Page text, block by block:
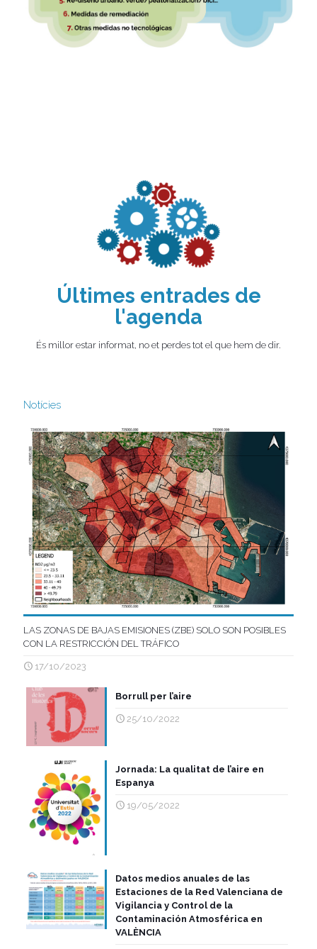
Últimes entrades de
l'agenda
És millor estar informat, no et perdes tot el que hem de dir.
Notícies
LAS ZONAS DE BAJAS EMISIONES (ZBE) SOLO SON POSIBLES
CON LA RESTRICCIÓN DEL TRÁFICO
17/10/2023
Borrull per l’aire
25/10/2022
Jornada: La qualitat de l’aire en
Espanya
19/05/2022
Datos medios anuales de las
Estaciones de la Red Valenciana de
Vigilancia y Control de la
Contaminación Atmosférica en
VALÈNCIA